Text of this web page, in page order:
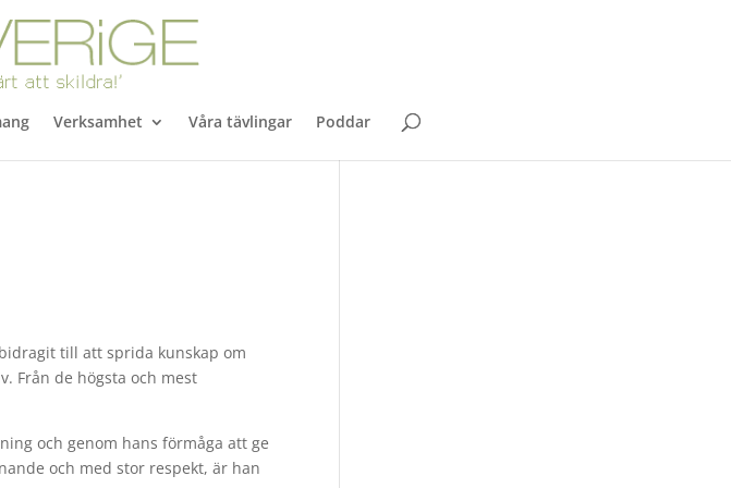
Verksamhet Våra tävlingar Poddar
till att sprida kunskap om
Från de högsta och mest
och genom hans förmåga att ge
och med stor respekt, är han